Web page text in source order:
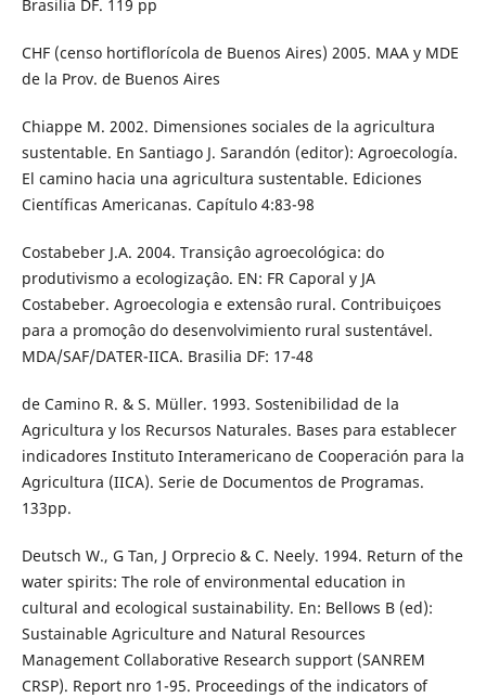
Brasilia DF. 119 pp
CHF (censo hortiflorícola de Buenos Aires) 2005. MAA y MDE
de la Prov. de Buenos Aires
Chiappe M. 2002. Dimensiones sociales de la agricultura
sustentable. En Santiago J. Sarandón (editor): Agroecología.
El camino hacia una agricultura sustentable. Ediciones
Científicas Americanas. Capítulo 4:83-98
Costabeber J.A. 2004. Transiçâo agroecológica: do
produtivismo a ecologizaçâo. EN: FR Caporal y JA
Costabeber. Agroecologia e extensâo rural. Contribuiçoes
para a promoçâo do desenvolvimiento rural sustentável.
MDA/SAF/DATER-IICA. Brasilia DF: 17-48
de Camino R. & S. Müller. 1993. Sostenibilidad de la
Agricultura y los Recursos Naturales. Bases para establecer
indicadores Instituto Interamericano de Cooperación para la
Agricultura (IICA). Serie de Documentos de Programas.
133pp.
Deutsch W., G Tan, J Orprecio & C. Neely. 1994. Return of the
water spirits: The role of environmental education in
cultural and ecological sustainability. En: Bellows B (ed):
Sustainable Agriculture and Natural Resources
Management Collaborative Research support (SANREM
CRSP). Report nro 1-95. Proceedings of the indicators of